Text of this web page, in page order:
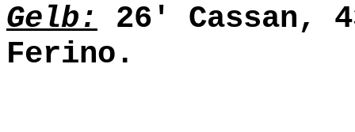
Gelb: 26' Cassan,
Ferino.